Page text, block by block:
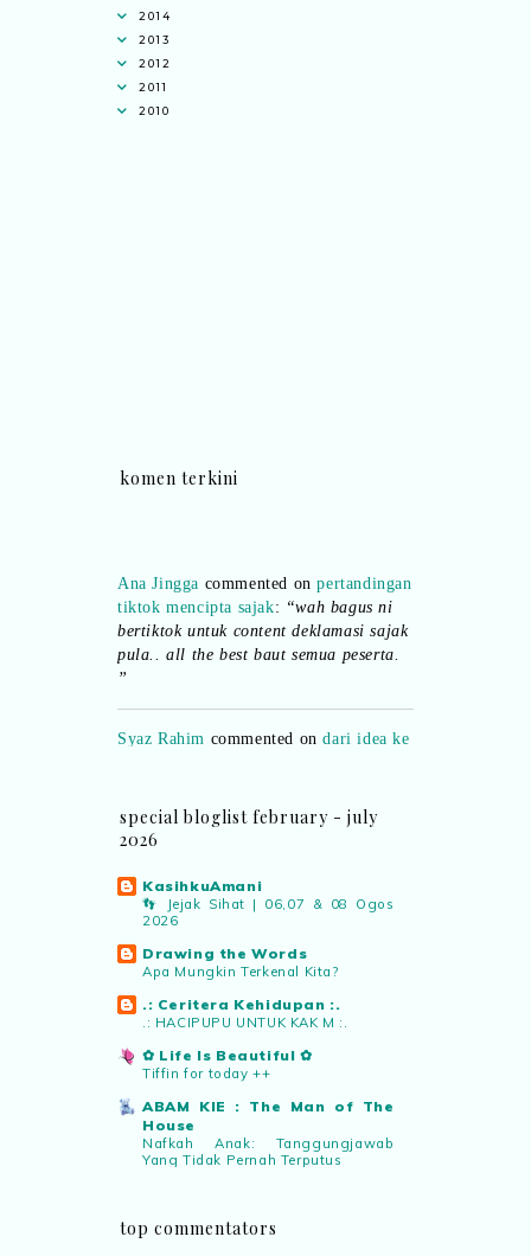
2014
2013
2012
2011
2010
komen terkini
tiktok mencipta sajak:“wah bagus ni
bertiktok untuk content deklamasi sajak
pula.. all the best baut semua peserta.
”
realiti mencipta permainan:“Selain
dan teknologi digital terbaik!”
Syaz Rahim
commented on
pertandingan tiktok mencipta sajak:
“Menarik sungguh Pertandingan TikTok
Mencipta Sajak Kemerdekaan 2026 dari
PNM ni! Platform terbaik serlahkan
bakat puisi kebangsaan dan
patriotisme.”
Eyma Balkishcommented on
pertandingan tiktok mencipta sajak:
“Menarik..tapi lama tak mengarang
rasa kurang ideanya.”
mencipta sajak:“Menarik PNM
special bloglist february - july
2026
KasihkuAmani
👣 Jejak Sihat | 06,07 & 08 Ogos
2026
Drawing the Words
Apa Mungkin Terkenal Kita?
.: Ceritera Kehidupan :.
.: HACIPUPU UNTUK KAK M :.
✿ Life Is Beautiful ✿
Tiffin for today ++
ABAM KIE : The Man of The
House
Nafkah Anak: Tanggungjawab
Yang Tidak Pernah Terputus
Tamat
top commentators